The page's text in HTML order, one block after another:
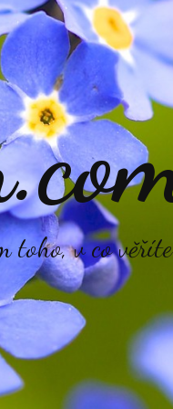
toho, v co